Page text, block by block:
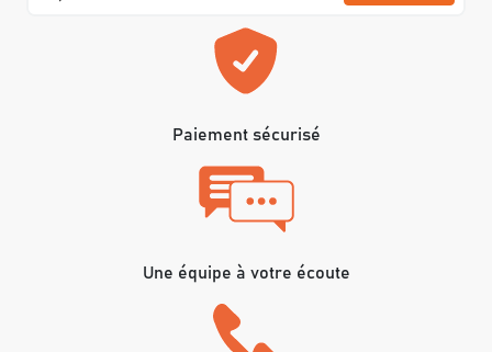
Paiement sécurisé
Une équipe à votre écoute